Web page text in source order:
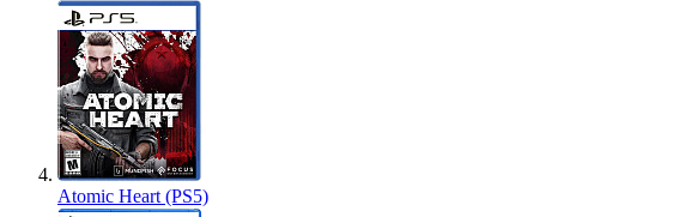
Atomic Heart (PS5)